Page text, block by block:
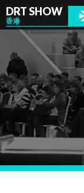
DRT SHOW
香港